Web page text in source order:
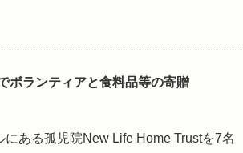
ボランティアと食料品等の寄贈
ある孤児院New Life Home Trustを7名